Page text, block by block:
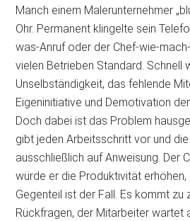
Manch einem Malerunternehmer
Ohr. Permanent klingelte sein
was-Anruf oder der Chef-wie-
vielen Betrieben Standard. Schnell
Unselbständigkeit, das fehlende
Eigeninitiative und Demotivation
Doch dabei ist das Problem
gibt jeden Arbeitsschritt vor und
ausschließlich auf Anweisung. Der
würde er die Produktivität
Gegenteil ist der Fall. Es kommt zu
Rückfragen, der Mitarbeiter wartet